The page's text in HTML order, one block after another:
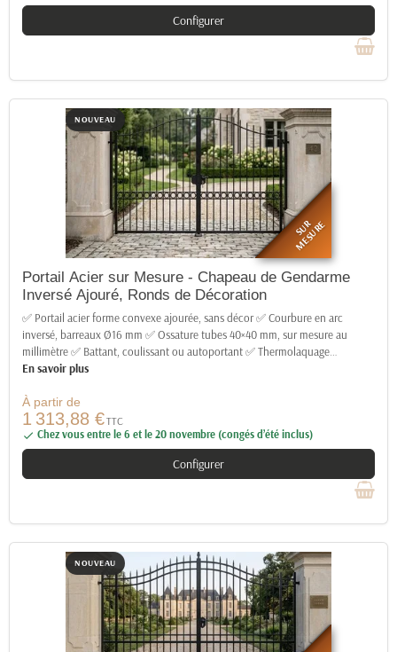
Configurer
NOUVEAU
SUR
MESURE
Portail Acier sur Mesure - Chapeau de Gendarme
Inversé Ajouré, Ronds de Décoration
✅ Portail acier forme convexe ajourée, sans décor ✅ Courbure en arc
inversé, barreaux Ø16 mm ✅ Ossature tubes 40×40 mm, sur mesure au
millimètre ✅ Battant, coulissant ou autoportant ✅ Thermolaquage
En savoir plus
À partir de
1 313,88 €TTC
 Chez vous entre le 6 et le 20 novembre (congés d’été inclus)
Configurer
NOUVEAU